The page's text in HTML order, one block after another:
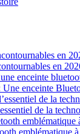
en
enceinte
de la
emblématique